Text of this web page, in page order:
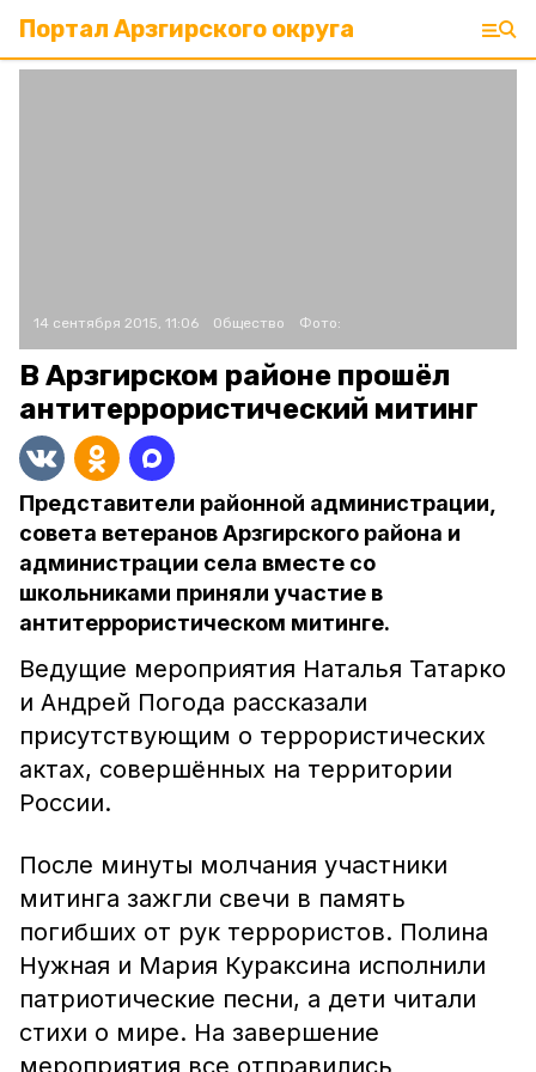
Портал Арзгирского округа
14 сентября 2015, 11:06 Общество Фото:
В Арзгирском районе прошёл
антитеррористический митинг
Представители районной администрации,
совета ветеранов Арзгирского района и
администрации села вместе со
школьниками приняли участие в
антитеррористическом митинге.
Ведущие мероприятия Наталья Татарко
и Андрей Погода рассказали
присутствующим о террористических
актах, совершённых на территории
России.
После минуты молчания участники
митинга зажгли свечи в память
погибших от рук террористов. Полина
Нужная и Мария Кураксина исполнили
патриотические песни, а дети читали
стихи о мире. На завершение
мероприятия все отправились